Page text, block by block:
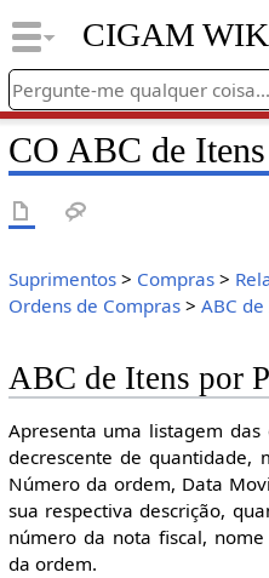
CIGAM
CO ABC de
Suprimentos> Compras>
Ordens de Compras> ABC
ABC de Itens por
Apresenta uma listagem
decrescente de quantidade,
Número da ordem, Data
sua respectiva descrição,
número da nota fiscal,
da ordem.